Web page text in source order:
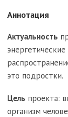
Аннотация
Актуальность
это подростки.
Цель проекта:
организм